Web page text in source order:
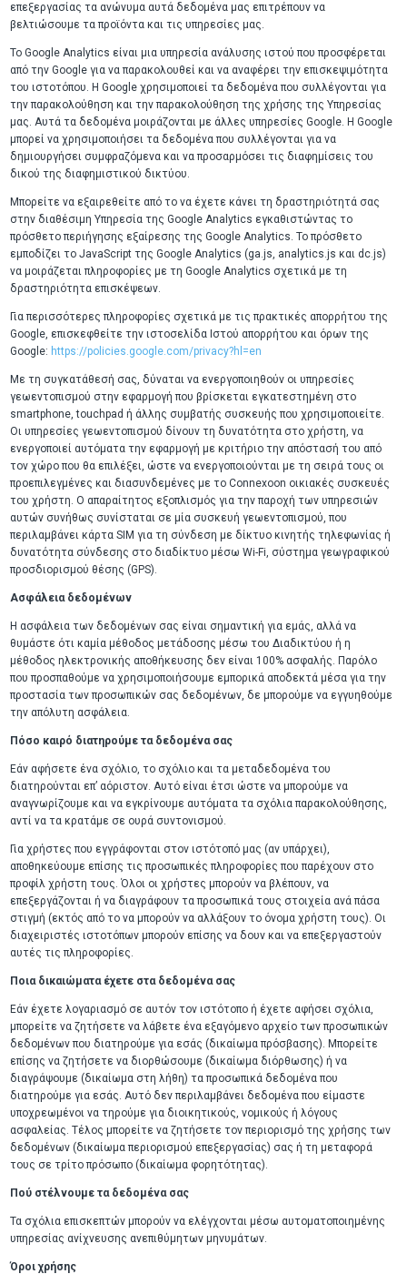
επεξεργασίας τα ανώνυμα αυτά δεδομένα μας επιτρέπουν να
βελτιώσουμε τα προϊόντα και τις υπηρεσίες μας.
Το Google Analytics είναι μια υπηρεσία ανάλυσης ιστού που προσφέρεται
από την Google για να παρακολουθεί και να αναφέρει την επισκεψιμότητα
του ιστοτόπου. Η Google χρησιμοποιεί τα δεδομένα που συλλέγονται για
την παρακολούθηση και την παρακολούθηση της χρήσης της Υπηρεσίας
μας. Αυτά τα δεδομένα μοιράζονται με άλλες υπηρεσίες Google. Η Google
μπορεί να χρησιμοποιήσει τα δεδομένα που συλλέγονται για να
δημιουργήσει συμφραζόμενα και να προσαρμόσει τις διαφημίσεις του
δικού της διαφημιστικού δικτύου.
Μπορείτε να εξαιρεθείτε από το να έχετε κάνει τη δραστηριότητά σας
στην διαθέσιμη Υπηρεσία της Google Analytics εγκαθιστώντας το
πρόσθετο περιήγησης εξαίρεσης της Google Analytics. Το πρόσθετο
εμποδίζει το JavaScript της Google Analytics (ga.js, analytics.js και dc.js)
να μοιράζεται πληροφορίες με τη Google Analytics σχετικά με τη
δραστηριότητα επισκέψεων.
Για περισσότερες πληροφορίες σχετικά με τις πρακτικές απορρήτου της
Google, επισκεφθείτε την ιστοσελίδα Ιστού απορρήτου και όρων της
Google: https://policies.google.com/privacy?hl=en
Με τη συγκατάθεσή σας, δύναται να ενεργοποιηθούν οι υπηρεσίες
γεωεντοπισμού στην εφαρμογή που βρίσκεται εγκατεστημένη στο
smartphone, touchpad ή άλλης συμβατής συσκευής που χρησιμοποιείτε.
Οι υπηρεσίες γεωεντοπισμού δίνουν τη δυνατότητα στο χρήστη, να
ενεργοποιεί αυτόματα την εφαρμογή με κριτήριο την απόστασή του από
τον χώρο που θα επιλέξει, ώστε να ενεργοποιούνται με τη σειρά τους οι
προεπιλεγμένες και διασυνδεμένες με το Connexoon οικιακές συσκευές
του χρήστη. Ο απαραίτητος εξοπλισμός για την παροχή των υπηρεσιών
αυτών συνήθως συνίσταται σε μία συσκευή γεωεντοπισμού, που
περιλαμβάνει κάρτα SIM για τη σύνδεση με δίκτυο κινητής τηλεφωνίας ή
δυνατότητα σύνδεσης στο διαδίκτυο μέσω Wi-Fi, σύστημα γεωγραφικού
προσδιορισμού θέσης (GPS).
Ασφάλεια δεδομένων
Η ασφάλεια των δεδομένων σας είναι σημαντική για εμάς, αλλά να
θυμάστε ότι καμία μέθοδος μετάδοσης μέσω του Διαδικτύου ή η
μέθοδος ηλεκτρονικής αποθήκευσης δεν είναι 100% ασφαλής. Παρόλο
που προσπαθούμε να χρησιμοποιήσουμε εμπορικά αποδεκτά μέσα για την
προστασία των προσωπικών σας δεδομένων, δε μπορούμε να εγγυηθούμε
την απόλυτη ασφάλεια.
Πόσο καιρό διατηρούμε τα δεδομένα σας
Εάν αφήσετε ένα σχόλιο, το σχόλιο και τα μεταδεδομένα του
διατηρούνται επ’ αόριστον. Αυτό είναι έτσι ώστε να μπορούμε να
αναγνωρίζουμε και να εγκρίνουμε αυτόματα τα σχόλια παρακολούθησης,
αντί να τα κρατάμε σε ουρά συντονισμού.
Για χρήστες που εγγράφονται στον ιστότοπό μας (αν υπάρχει),
αποθηκεύουμε επίσης τις προσωπικές πληροφορίες που παρέχουν στο
προφίλ χρήστη τους. Όλοι οι χρήστες μπορούν να βλέπουν, να
επεξεργάζονται ή να διαγράφουν τα προσωπικά τους στοιχεία ανά πάσα
στιγμή (εκτός από το να μπορούν να αλλάξουν το όνομα χρήστη τους). Οι
διαχειριστές ιστοτόπων μπορούν επίσης να δουν και να επεξεργαστούν
αυτές τις πληροφορίες.
Ποια δικαιώματα έχετε στα δεδομένα σας
Εάν έχετε λογαριασμό σε αυτόν τον ιστότοπο ή έχετε αφήσει σχόλια,
μπορείτε να ζητήσετε να λάβετε ένα εξαγόμενο αρχείο των προσωπικών
δεδομένων που διατηρούμε για εσάς (δικαίωμα πρόσβασης). Μπορείτε
επίσης να ζητήσετε να διορθώσουμε (δικαίωμα διόρθωσης) ή να
διαγράψουμε (δικαίωμα στη λήθη) τα προσωπικά δεδομένα που
διατηρούμε για εσάς. Αυτό δεν περιλαμβάνει δεδομένα που είμαστε
υποχρεωμένοι να τηρούμε για διοικητικούς, νομικούς ή λόγους
ασφαλείας. Τέλος μπορείτε να ζητήσετε τον περιορισμό της χρήσης των
δεδομένων (δικαίωμα περιορισμού επεξεργασίας) σας ή τη μεταφορά
τους σε τρίτο πρόσωπο (δικαίωμα φορητότητας).
Πού στέλνουμε τα δεδομένα σας
Τα σχόλια επισκεπτών μπορούν να ελέγχονται μέσω αυτοματοποιημένης
υπηρεσίας ανίχνευσης ανεπιθύμητων μηνυμάτων.
Όροι χρήσης